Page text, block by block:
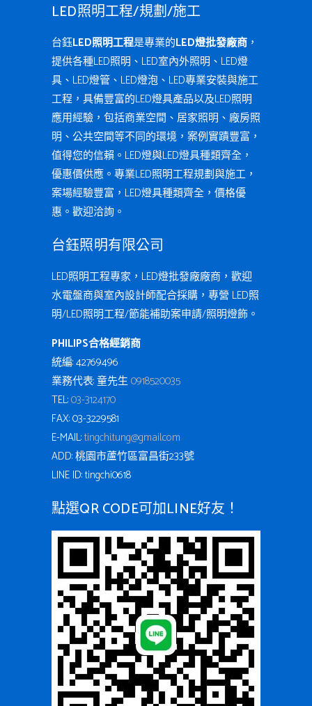
LED照明工程/規劃/施工
台鈺LED照明工程是專業的LED燈批發廠商 ，
提供各種LED照明、LED室內外照明、LED燈
具、LED燈管、LED燈泡、LED專業安裝與施工
工程，具備豐富的LED燈具產品以及LED照明
應用經驗，包括商業空間、居家照明、廠房照
明、公共空間等不同的環境，案例實蹟豐富，
值得您的信賴。LED燈與LED燈具種類齊全，
優惠價供應。專業LED照明工程規劃與施工，
案場經驗豐富，LED燈具種類齊全，價格優
惠。歡迎洽詢。
台鈺照明有限公司
LED照明工程專家，LED燈批發廠廠商，歡迎
水電盤商與室內設計師配合採購，專營 LED照
明/LED照明工程/節能補助案申請/照明燈飾。
PHILIPS合格經銷商
統編: 42769496
業務代表: 童先生0918520035
TEL:03-3124170
FAX: 03-3229581
E-MAIL:tingchi.tung@gmail.com
ADD: 桃園市蘆竹區富昌街233號
LINE ID: tingchi0618
點選QR CODE可加LINE好友！